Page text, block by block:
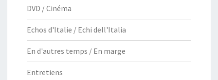
DVD / Cinéma
Echos d'Italie / Echi dell'Italia
En d'autres temps / En marge
Entretiens